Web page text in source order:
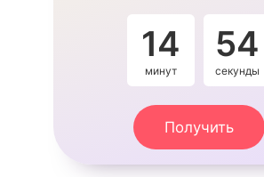
14
минут
54
секунды
Получить